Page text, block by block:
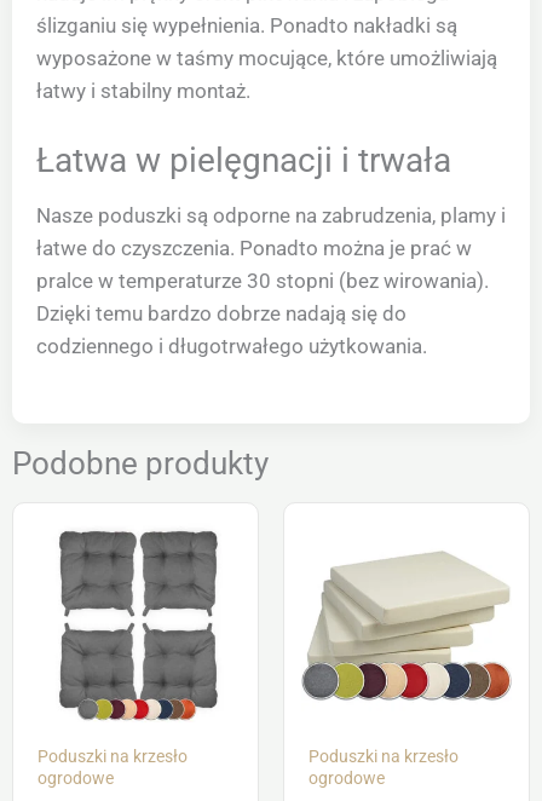
ślizganiu się wypełnienia. Ponadto nakładki są
wyposażone w taśmy mocujące, które umożliwiają
łatwy i stabilny montaż.
Łatwa w pielęgnacji i trwała
Nasze poduszki są odporne na zabrudzenia, plamy i
łatwe do czyszczenia. Ponadto można je prać w
pralce w temperaturze 30 stopni (bez wirowania).
Dzięki temu bardzo dobrze nadają się do
codziennego i długotrwałego użytkowania.
Podobne produkty
Poduszki na krzesło
ogrodowe
Poduszki na krzesło
ogrodowe